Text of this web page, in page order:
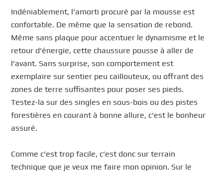
Indéniablement, l’amorti procuré par la mousse est
confortable. De même que la sensation de rebond.
Même sans plaque pour accentuer le dynamisme et le
retour d’énergie, cette chaussure pousse à aller de
l’avant. Sans surprise, son comportement est
exemplaire sur sentier peu caillouteux, ou offrant des
zones de terre suffisantes pour poser ses pieds.
Testez-la sur des singles en sous-bois ou des pistes
forestières en courant à bonne allure, c’est le bonheur
assuré.
Comme c’est trop facile, c’est donc sur terrain
technique que je veux me faire mon opinion. Sur le